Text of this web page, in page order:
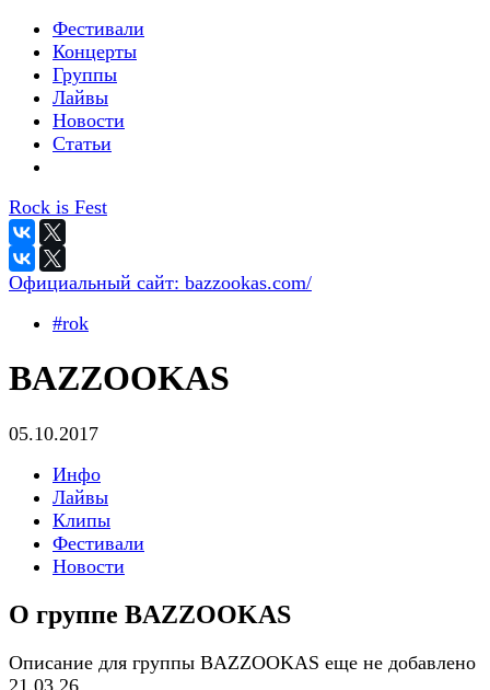
Фестивали
Концерты
Группы
Лайвы
Новости
Статьи
Rock is Fest
Официальный сайт: bazzookas.com/
#rok
BAZZOOKAS
05.10.2017
Инфо
Лайвы
Клипы
Фестивали
Новости
О группе BAZZOOKAS
Описание для группы BAZZOOKAS еще не добавлено
21.03.26